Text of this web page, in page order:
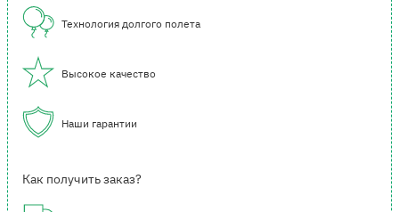
Технология долгого полета
Высокое качество
Наши гарантии
Как получить заказ?